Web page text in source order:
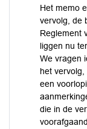
Het memo
vervolg, de
Reglement
liggen nu
We vragen
het
een
die in de